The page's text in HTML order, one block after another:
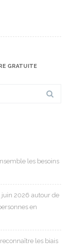
GRATUITE
les besoins
juin 2026 autour de
en
les biais